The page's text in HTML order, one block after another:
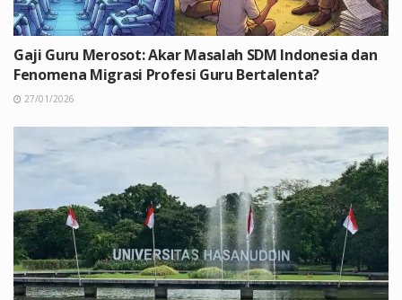
Gaji Guru Merosot: Akar Masalah SDM Indonesia dan
Fenomena Migrasi Profesi Guru Bertalenta?
27/01/2026